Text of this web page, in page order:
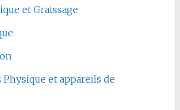
et Graissage
et appareils de